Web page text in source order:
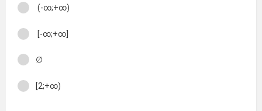
(-∞;+∞)
[-∞;+∞]
∅
[2;+∞)